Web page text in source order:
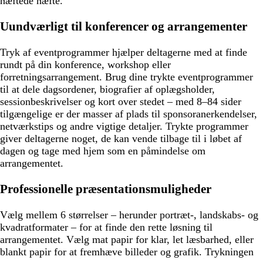
Uundværligt til konferencer og arrangementer
Tryk af eventprogrammer hjælper deltagerne med at finde
rundt på din konference, workshop eller
forretningsarrangement. Brug dine trykte eventprogrammer
til at dele dagsordener, biografier af oplægsholder,
sessionbeskrivelser og kort over stedet – med 8–84 sider
tilgængelige er der masser af plads til sponsoranerkendelser,
netværkstips og andre vigtige detaljer. Trykte programmer
giver deltagerne noget, de kan vende tilbage til i løbet af
dagen og tage med hjem som en påmindelse om
arrangementet.
Professionelle præsentationsmuligheder
Vælg mellem 6 størrelser – herunder portræt-, landskabs- og
kvadratformater – for at finde den rette løsning til
arrangementet. Vælg mat papir for klar, let læsbarhed, eller
blankt papir for at fremhæve billeder og grafik. Trykningen